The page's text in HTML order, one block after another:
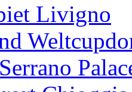
Livigno